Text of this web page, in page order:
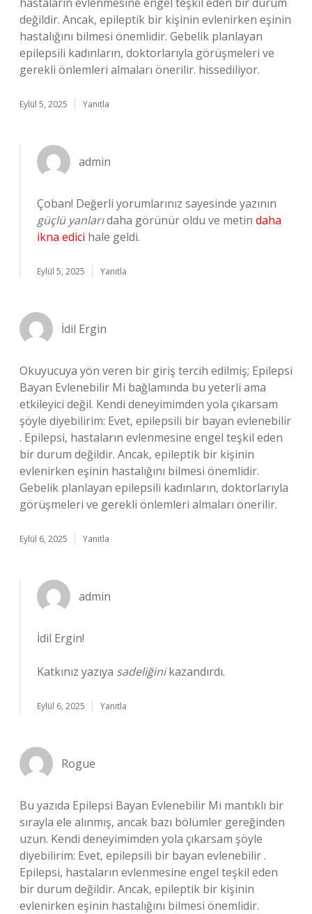
değildir. Ancak, epileptik bir kişinin evlenirken eşinin
hastalığını bilmesi önemlidir. Gebelik planlayan
epilepsili kadınların, doktorlarıyla görüşmeleri ve
gerekli önlemleri almaları önerilir. hissediliyor.
Eylül 5, 2025 Yanıtla
admin
Çoban! Değerli yorumlarınız sayesinde yazının
güçlü yanlarıdaha görünür oldu ve metin daha
ikna edici hale geldi.
Eylül 5, 2025 Yanıtla
İdil Ergin
Okuyucuya yön veren bir giriş tercih edilmiş; Epilepsi
Bayan Evlenebilir Mi bağlamında bu yeterli ama
etkileyici değil. Kendi deneyimimden yola çıkarsam
şöyle diyebilirim: Evet, epilepsili bir bayan evlenebilir
. Epilepsi, hastaların evlenmesine engel teşkil eden
bir durum değildir. Ancak, epileptik bir kişinin
evlenirken eşinin hastalığını bilmesi önemlidir.
Gebelik planlayan epilepsili kadınların, doktorlarıyla
görüşmeleri ve gerekli önlemleri almaları önerilir.
Eylül 6, 2025 Yanıtla
admin
İdil Ergin!
Katkınız yazıya sadeliğinikazandırdı.
Eylül 6, 2025 Yanıtla
Rogue
Bu yazıda Epilepsi Bayan Evlenebilir Mi mantıklı bir
sırayla ele alınmış, ancak bazı bölümler gereğinden
uzun. Kendi deneyimimden yola çıkarsam şöyle
diyebilirim: Evet, epilepsili bir bayan evlenebilir .
Epilepsi, hastaların evlenmesine engel teşkil eden
bir durum değildir. Ancak, epileptik bir kişinin
evlenirken eşinin hastalığını bilmesi önemlidir.